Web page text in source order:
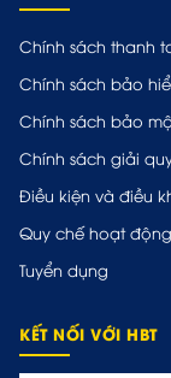
Chính sách thanh
Chính sách bảo
Chính sách bảo
Chính sách giải
Điều kiện và điều
Quy chế hoạt động
Tuyển dụng
KẾT NỐI VỚI HBT